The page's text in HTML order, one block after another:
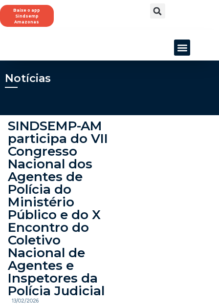
Baixe o app
Sindsemp
Amazonas
Notícias
SINDSEMP-AM
participa do VII
Congresso
Nacional dos
Agentes de
Polícia do
Ministério
Público e do X
Encontro do
Coletivo
Nacional de
Agentes e
Inspetores da
Polícia Judicial
13/02/2026